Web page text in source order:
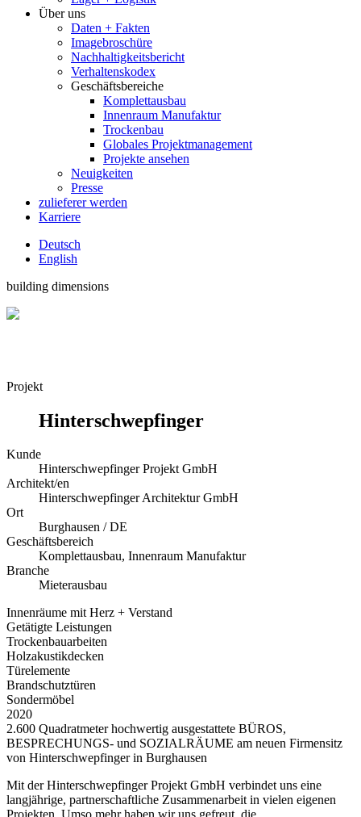
Über uns
Daten + Fakten
Imagebroschüre
Nachhaltigkeitsbericht
Verhaltenskodex
Geschäftsbereiche
Komplettausbau
Innenraum Manufaktur
Trockenbau
Globales Projektmanagement
Projekte ansehen
Neuigkeiten
Presse
zulieferer werden
Karriere
Deutsch
English
building dimensions
Projekt
Hinterschwepfinger
Kunde
Hinterschwepfinger Projekt GmbH
Architekt/en
Hinterschwepfinger Architektur GmbH
Ort
Burghausen / DE
Geschäftsbereich
Komplettausbau, Innenraum Manufaktur
Branche
Mieterausbau
Innenräume mit Herz + Verstand
Getätigte Leistungen
Trockenbauarbeiten
Holzakustikdecken
Türelemente
Brandschutztüren
Sondermöbel
2020
2.600 Quadratmeter hochwertig ausgestattete BÜROS,
BESPRECHUNGS- und SOZIALRÄUME am neuen Firmensitz
von Hinterschwepfinger in Burghausen
Mit der Hinterschwepfinger Projekt GmbH verbindet uns eine
langjährige, partnerschaftliche Zusammenarbeit in vielen eigenen